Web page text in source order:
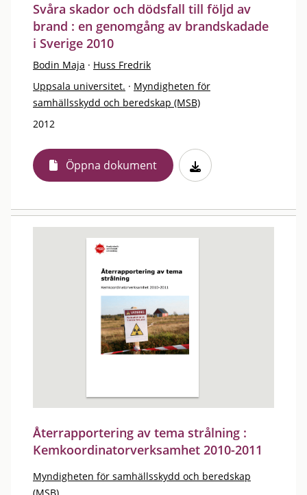
Svåra skador och dödsfall till följd av
brand : en genomgång av brandskadade
i Sverige 2010
Bodin Maja · Huss Fredrik
Uppsala universitet. · Myndigheten för
samhällsskydd och beredskap (MSB)
2012
Öppna dokument
Återrapportering av tema strålning :
Kemkoordinatorverksamhet 2010-2011
Myndigheten för samhällsskydd och beredskap